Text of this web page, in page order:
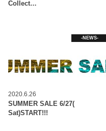
Collect…
-NEWS-
2020.6.26
SUMMER SALE 6/27(
Sat)START!!!